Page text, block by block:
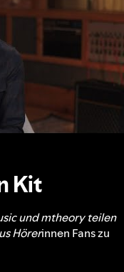
Kit
und mtheory teilen
Hörerinnen Fans zu